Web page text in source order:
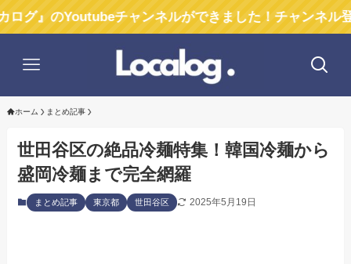
チャンネルができました！チャンネル登録お願い
ホーム まとめ記事
世田谷区の絶品冷麺特集！韓国冷麺から
盛岡冷麺まで完全網羅
まとめ記事 東京都 世田谷区 2025年5月19日